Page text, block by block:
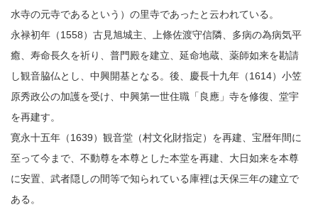
水寺の元寺であるという）の里寺であったと云われている。
永禄初年（1558）古見旭城主、上條佐渡守信隣、多病の為病気平
癒、寿命長久を祈り、普門殿を建立、延命地蔵、薬師如来を勘請
し観音脇仏とし、中興開基となる。後、慶長十九年（1614）小笠
原秀政公の加護を受け、中興第一世住職「良應」寺を修復、堂宇
を再建す。
寛永十五年（1639）観音堂（村文化財指定）を再建、宝暦年間に
至って今まで、不動尊を本尊とした本堂を再建、大日如来を本尊
に安置、武者隠しの間等で知られている庫裡は天保三年の建立で
ある。